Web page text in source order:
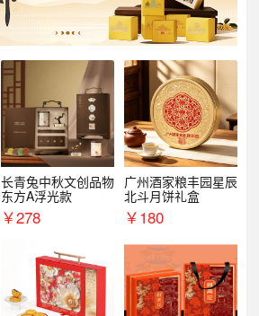
长青兔中秋文创品物
东方A浮光款
￥278
广州酒家粮丰园星辰
北斗月饼礼盒
￥180